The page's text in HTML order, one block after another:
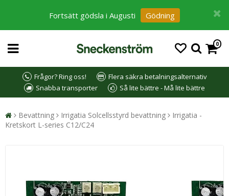
Fortsätt gödsla i Augusti Gödning
0
Frågor? Ring oss!
Flera säkra betalningsalternativ
Snabba transporter
Så lite bättre - Må lite bättre
Bevattning Irrigatia Solcellsstyrd bevattning
Irrigatia -
Kretskort L-series C12/C24